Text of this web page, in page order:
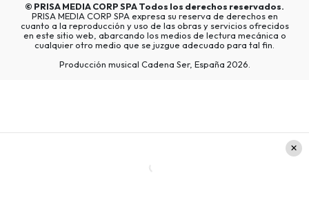
© PRISA MEDIA CORP SPATodos los derechos reservados.
PRISA MEDIA CORP SPA expresa su reserva de derechos en
cuanto a la reproducción y uso de las obras y servicios ofrecidos
en este sitio web, abarcando los medios de lectura mecánica o
cualquier otro medio que se juzgue adecuado para tal fin.
Producción musical Cadena Ser, España 2026.